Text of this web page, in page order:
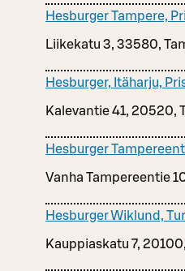
Hesburger Tampere,
Liikekatu 3, 33580,
Hesburger, Itäharju,
Kalevantie 41, 20520,
Hesburger
Vanha Tampereentie
Hesburger Wiklund,
Kauppiaskatu 7,